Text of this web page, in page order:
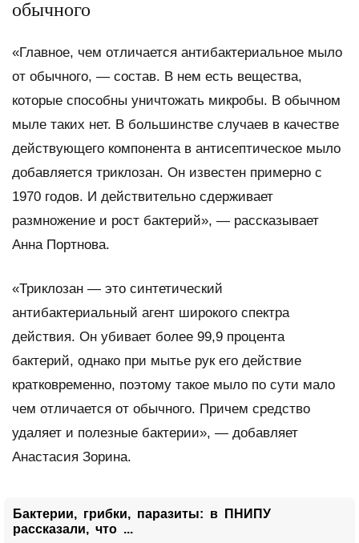
обычного
«Главное, чем отличается антибактериальное мыло
от обычного, — состав. В нем есть вещества,
которые способны уничтожать микробы. В обычном
мыле таких нет. В большинстве случаев в качестве
действующего компонента в антисептическое мыло
добавляется триклозан. Он известен примерно с
1970 годов. И действительно сдерживает
размножение и рост бактерий», — рассказывает
Анна Портнова.
«Триклозан — это синтетический
антибактериальный агент широкого спектра
действия. Он убивает более 99,9 процента
бактерий, однако при мытье рук его действие
кратковременно, поэтому такое мыло по сути мало
чем отличается от обычного. Причем средство
удаляет и полезные бактерии», — добавляет
Анастасия Зорина.
Бактерии, грибки, паразиты: в ПНИПУ
рассказали, что ...